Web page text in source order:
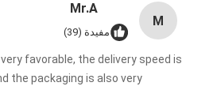
M
Mr.A
مفيدة (39)
favorable, the delivery speed is
the packaging is also very